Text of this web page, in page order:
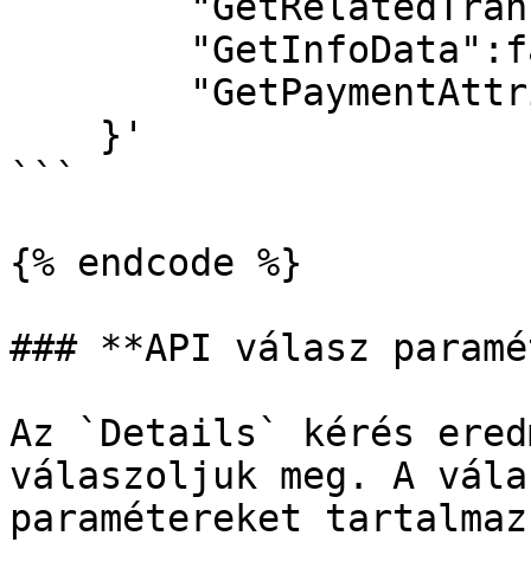
```
{% endcode %}
### **API válasz
Az `Details` kérés
válaszoljuk meg. A
paramétereket